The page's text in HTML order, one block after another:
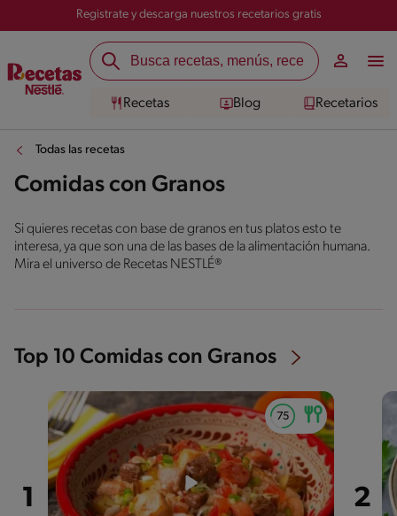
Registrate y descarga nuestros recetarios gratis
Recetas Blog Recetarios
Todas las recetas
Comidas con Granos
Si quieres recetas con base de granos en tus platos esto te
interesa, ya que son una de las bases de la alimentación humana.
Mira el universo de Recetas NESTLÉ®
Top 10 Comidas con Granos